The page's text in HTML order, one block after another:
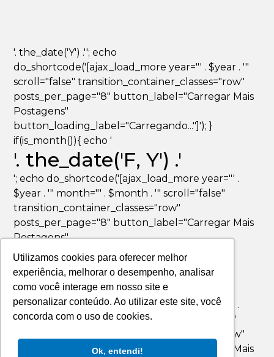
Utilizamos cookies para oferecer melhor
experiência, melhorar o desempenho, analisar
como você interage em nosso site e
personalizar conteúdo. Ao utilizar este site, você
concorda com o uso de cookies.
Ok, entendi!
'. the_date('Y') .''; echo
do_shortcode('[ajax_load_more year="' . $year . '"
scroll="false" transition_container_classes="row"
posts_per_page="8" button_label="Carregar Mais
Postagens"
button_loading_label="Carregando..."]'); }
if(is_month()){ echo '
'. the_date('F, Y') .'
'; echo do_shortcode('[ajax_load_more year="' .
$year . '" month="' . $month . '" scroll="false"
transition_container_classes="row"
posts_per_page="8" button_label="Carregar Mais
Postagens"
button_loading_label="Carregando..."]'); }
if(is_day()){ echo '
'. the_date('F jS, Y') .'
'; echo do_shortcode('[ajax_load_more year="' .
$year . '" month="' . $month . '" day="' . $day . '"
scroll="false" transition_container_classes="row"
posts_per_page="8" button_label="Carregar Mais